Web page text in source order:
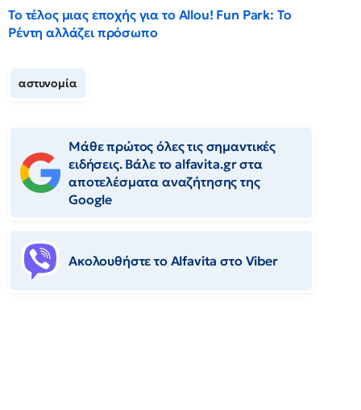
Το τέλος μιας εποχής για το Allou! Fun Park: Το
Ρέντη αλλάζει πρόσωπο
αστυνομία
Μάθε πρώτος όλες τις σημαντικές
ειδήσεις. Βάλε το alfavita.gr στα
αποτελέσματα αναζήτησης της
Google
Ακολουθήστε το Αlfavita στο Viber